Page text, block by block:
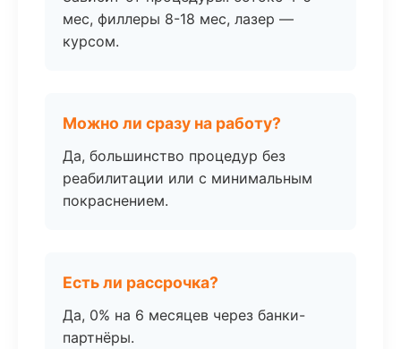
мес, филлеры 8-18 мес, лазер —
курсом.
Можно ли сразу на работу?
Да, большинство процедур без
реабилитации или с минимальным
покраснением.
Есть ли рассрочка?
Да, 0% на 6 месяцев через банки-
партнёры.